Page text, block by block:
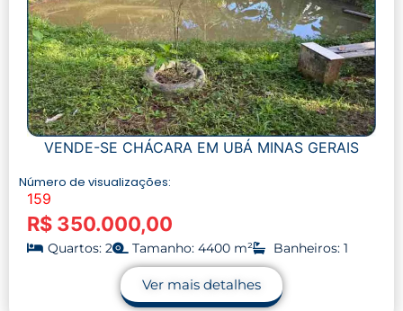
VENDE-SE CHÁCARA EM UBÁ MINAS GERAIS
Número de visualizações:
159
R$ 350.000,00
Quartos: 2 Tamanho: 4400 m² Banheiros: 1
Ver mais detalhes